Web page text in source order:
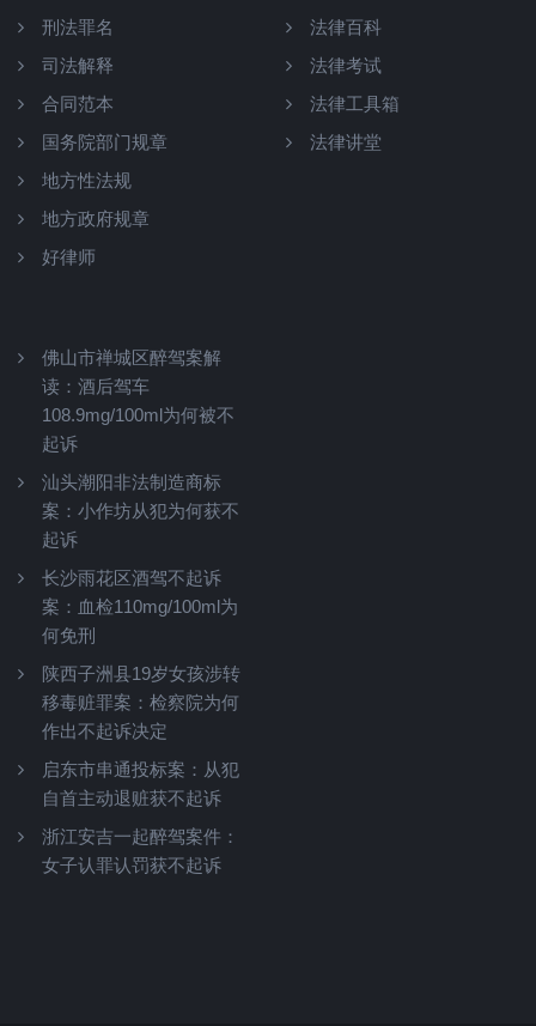
刑法罪名
司法解释
合同范本
国务院部门规章
地方性法规
地方政府规章
好律师
法律百科
法律考试
法律工具箱
法律讲堂
佛山市禅城区醉驾案解
读：酒后驾车
108.9mg/100ml为何被不
起诉
汕头潮阳非法制造商标
案：小作坊从犯为何获不
起诉
长沙雨花区酒驾不起诉
案：血检110mg/100ml为
何免刑
陕西子洲县19岁女孩涉转
移毒赃罪案：检察院为何
作出不起诉决定
启东市串通投标案：从犯
自首主动退赃获不起诉
浙江安吉一起醉驾案件：
女子认罪认罚获不起诉